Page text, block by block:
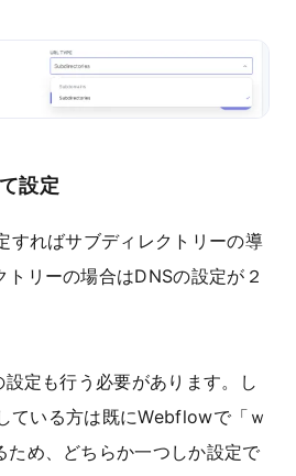
設定
すればサブディレクトリーの導
トリーの場合はDNSの設定が２
定も行う必要があります。し
ている方は既にWebflowで「ｗ
ため、どちらか一つしか設定で